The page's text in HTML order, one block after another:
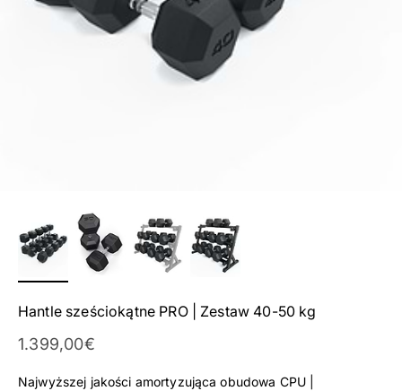
Hantle sześciokątne PRO | Zestaw 40-50 kg
Cena promocyjna
1.399,00€
Najwyższej jakości amortyzująca obudowa CPU |